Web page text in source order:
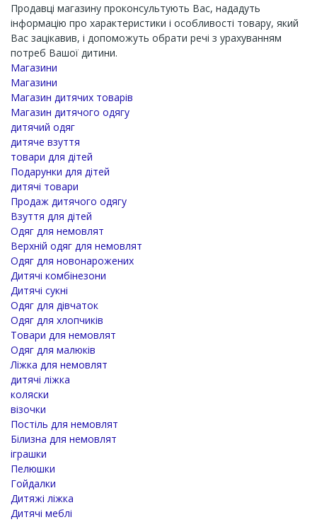
Продавці магазину проконсультують Вас, нададуть
інформацію про характеристики і особливості товару, який
Вас зацікавив, і допоможуть обрати речі з урахуванням
потреб Вашої дитини.
Магазини
Магазини
Магазин дитячих товарів
Магазин дитячого одягу
дитячий одяг
дитяче взуття
товари для дітей
Подарунки для дітей
дитячі товари
Продаж дитячого одягу
Взуття для дітей
Одяг для немовлят
Верхній одяг для немовлят
Одяг для новонарожених
Дитячі комбінезони
Дитячі сукні
Одяг для дівчаток
Одяг для хлопчиків
Товари для немовлят
Одяг для малюків
Ліжка для немовлят
дитячі ліжка
коляски
візочки
Постіль для немовлят
Білизна для немовлят
іграшки
Пелюшки
Гойдалки
Дитяжі ліжка
Дитячі меблі